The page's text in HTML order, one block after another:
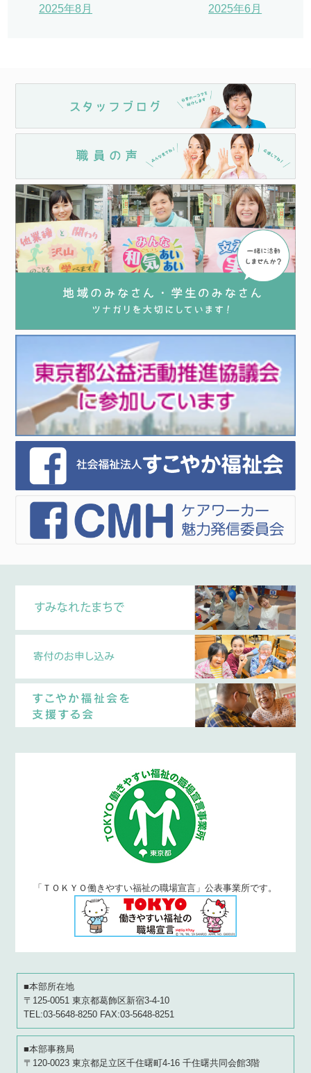
2025年8月
2025年6月
「ＴＯＫＹＯ働きやすい福祉の職場宣言」公表事業所です。
■本部所在地
〒125-0051 東京都葛飾区新宿3-4-10
TEL:03-5648-8250 FAX:03-5648-8251
■本部事務局
〒120-0023 東京都足立区千住曙町4-16 千住曙共同会館3階